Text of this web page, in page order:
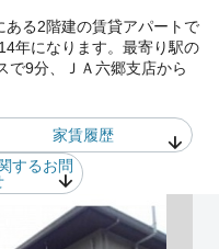
ある2階建の賃貸アパートで
年になります。最寄り駅の
で9分、ＪＡ六郷支店から
家賃履歴
するお問